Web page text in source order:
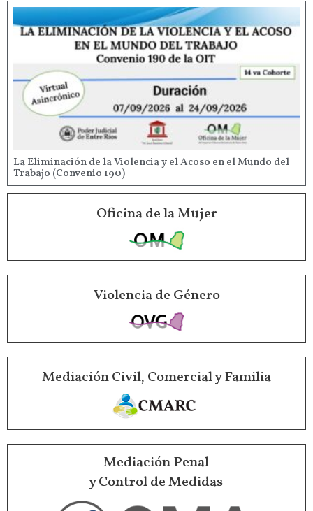
La Eliminación de la Violencia y el Acoso en el Mundo del
Trabajo (Convenio 190)
Oficina de la Mujer
Violencia de Género
Mediación Civil, Comercial y Familia
Mediación Penal
y Control de Medidas